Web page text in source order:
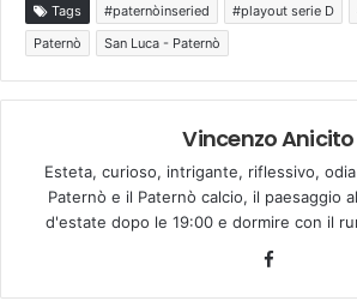
Tags #paternòinseried #playout serie D
Paternò
San Luca - Paternò
Vincenzo Anicito
Esteta, curioso, intrigante, riflessivo,
Paternò e il Paternò calcio, il paesaggio
d'estate dopo le 19:00 e dormire con il
Facebook